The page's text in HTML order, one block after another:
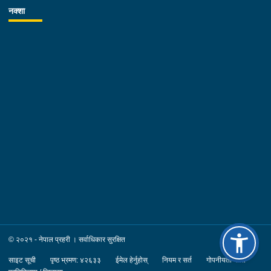
नक्शा
© २०२१ - नेपाल प्रहरी । सर्वाधिकार सुरक्षित
साइट सूची पृष्ठ भ्रमण: ४२६३३ ईमेल हेर्नुहोस् नियम र सर्त
गोपनीयता नीति